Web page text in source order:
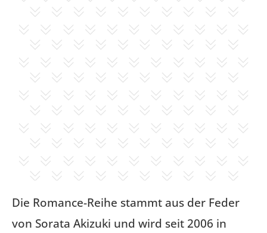
Die Romance-Reihe stammt aus der Feder
von Sorata Akizuki und wird seit 2006 in